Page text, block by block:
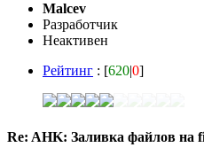
Malcev
Разработчик
Неактивен
Рейтинг : [620|0]
Re: AHK: Заливка файлов на